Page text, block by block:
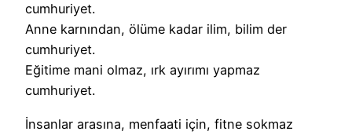
cumhuriyet.
Anne karnından, ölüme kadar ilim, bilim der
cumhuriyet.
Eğitime mani olmaz, ırk ayırımı yapmaz
cumhuriyet.
İnsanlar arasına, menfaati için, fitne sokmaz